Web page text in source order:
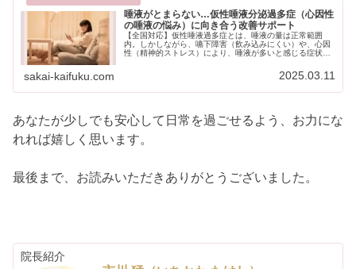
唾液がとまらない…仮性唾液分泌過多症（心因性
の唾液の悩み）に向き合う改善サポート
【全国対応】仮性唾液過多症とは、唾液の量は正常範囲
内。しかしながら、嚥下障害（飲み込みにくい）や、心因
性（精神的ストレス）により、唾液が多いと感じる症状こ
策で仮性唾液過多症が治らない7つの理由。そして、日本
で唯一といっても過言ではない当院のサポート内容をご紹
sakai-kaifuku.com 2025.03.11
あなたが少しでも安心して日常を過ごせるよう、お力にな
れれば嬉しく思います。
最後まで、お読みいただきありがとうございました。
院長紹介